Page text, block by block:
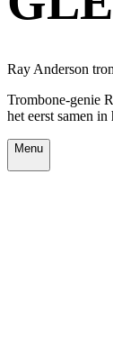
Ray Anderson
Trombone-genie
het eerst samen
Menu